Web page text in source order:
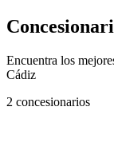
Encuentra los
Cádiz
2 concesionarios